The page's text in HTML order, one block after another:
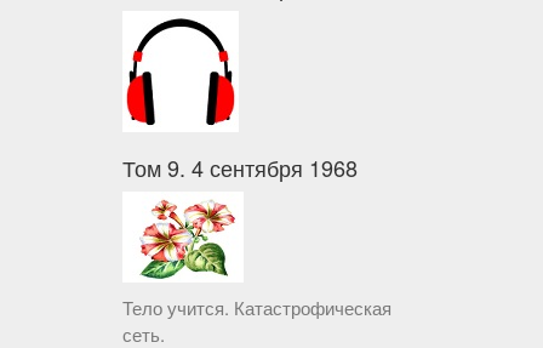
Том 9. 4 сентября 1968
Тело учится. Катастрофическая
сеть.